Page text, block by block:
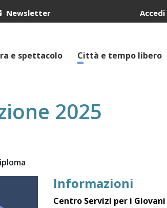
Newsletter Accedi
e spettacolo Città e tempo libero
2025
Informazioni
Centro Servizi per i Giovani